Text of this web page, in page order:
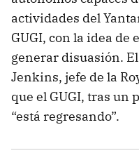
actividades del
GUGI, con la idea
generar disuasión.
Jenkins, jefe de la
que el GUGI, tras un
“está regresando”.